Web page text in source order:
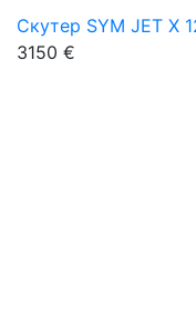
Скутер SYM JET X
3150 €